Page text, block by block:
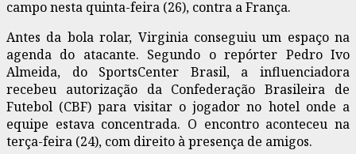
campo nesta quinta-feira (26), contra a França.
Antes da bola rolar, Virginia conseguiu um espaço na
agenda do atacante. Segundo o repórter Pedro Ivo
Almeida, do SportsCenter Brasil, a influenciadora
recebeu autorização da Confederação Brasileira de
Futebol (CBF) para visitar o jogador no hotel onde a
equipe estava concentrada. O encontro aconteceu na
terça-feira (24), com direito à presença de amigos.